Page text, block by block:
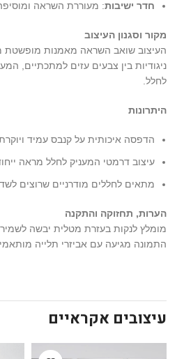
חדר ישיבות: מעוררת השראה
מקור וסגנון העיצוב
העיצוב שואב השראה מאמנות מופשטת
ניגודיות בין צבעים עזים למתכתיים,
לחלל.
היתרונות
הדפסה איכותית על קנבס עמיד
עיצוב דרמטי המעניק לחלל מראה
מתאים לחללים מודרניים שרוצים
הערות, תחזוקה והתקנה
מומלץ לנקות בעזרת מטלית יבשה
התמונה מגיעה עם אביזרי תלייה
עיצובים אקראיים